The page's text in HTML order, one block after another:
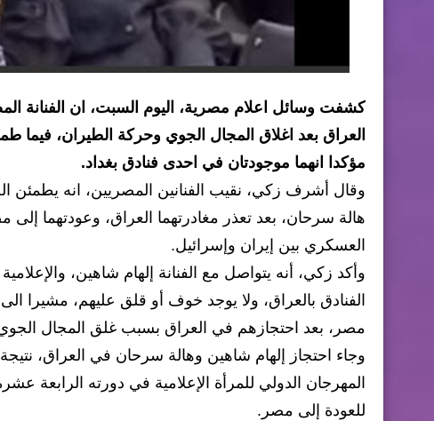
كشفت وسائل اعلام مصرية، اليوم السبت، ان الفنانة
العراق بعد اغلاق المجال الجوي وحركة الطيران،
مؤكدا انهما موجودتان في احدى فنادق بغداد.
وقال أشرف زكي، نقيب الفنانين المصريين، انه يطمئن
هالة سرحان، بعد تعذر مغادرتهما العراق، وعودتهما
العسكري بين إيران وإسرائيل.
وأكد زكي، أنه يتواصل مع الفنانة إلهام شاهين،
الفنادق بالعراق، ولا يوجد خوف أو قلق عليهم، مشيرا
مصر، بعد احتجازهم في العراق بسبب غلق المجال الجوي
وجاء احتجاز إلهام شاهين وهالة سرحان في العراق،
المهرجان الدولي للمرأة الإعلامية في دورته الرابعة
للعودة إلى مصر.